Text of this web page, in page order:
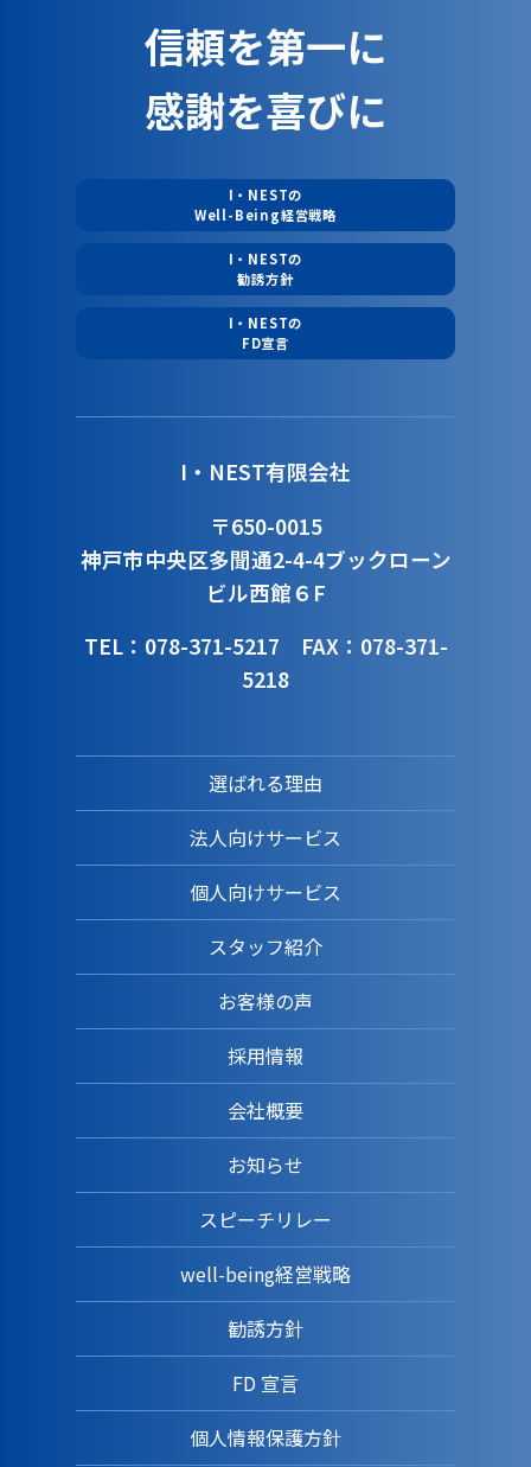
信頼を第一に
感謝を喜びに
I・NESTの
Well-Being経営戦略
I・NESTの
勧誘方針
I・NESTの
FD宣言
I・NEST有限会社
〒650-0015
神戸市中央区多聞通2-4-4ブックローン
ビル西館６F
TEL：078-371-5217 FAX：078-371-
5218
選ばれる理由
法人向けサービス
個人向けサービス
スタッフ紹介
お客様の声
採用情報
会社概要
お知らせ
スピーチリレー
well-being経営戦略
勧誘方針
FD 宣言
個人情報保護方針